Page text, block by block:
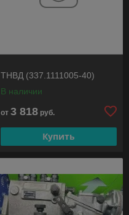
ТНВД (337.1111005-40)
В наличии
от 3 818 руб.
Купить